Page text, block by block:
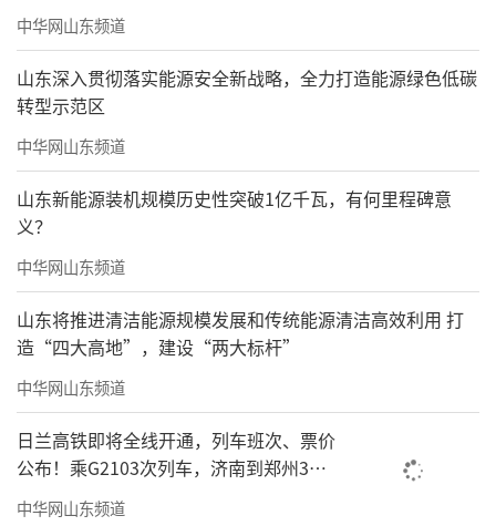
中华网山东频道
山东深入贯彻落实能源安全新战略，全力打造能源绿色低碳
转型示范区
中华网山东频道
山东新能源装机规模历史性突破1亿千瓦，有何里程碑意
义？
中华网山东频道
山东将推进清洁能源规模发展和传统能源清洁高效利用 打
造“四大高地”，建设“两大标杆”
中华网山东频道
日兰高铁即将全线开通，列车班次、票价
公布！乘G2103次列车，济南到郑州3小
时到达
中华网山东频道